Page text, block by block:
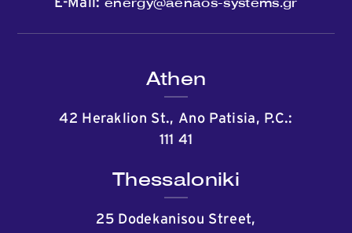
E-Mail:
Athen
42 Heraklion St., Ano Patisia, P.C.:
111 41
Thessaloniki
25 Dodekanisou Street,